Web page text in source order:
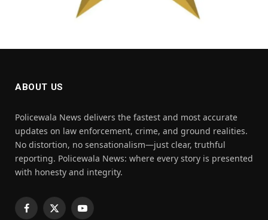
ABOUT US
Policewala News delivers the fastest and most accurate
updates on law enforcement, crime, and ground realities.
No distortion, no sensationalism—just clear, truthful
reporting. Policewala News: where every story is presented
with honesty and integrity.
Facebook
X
YouTube